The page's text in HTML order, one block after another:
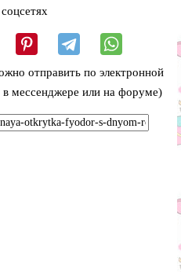
отправить по электронной
мессенджере или на форуме)